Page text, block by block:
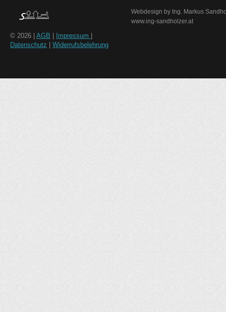
© 2026 | AGB Impressum
Datenschutz
Widerrufsbelehrung
Webdesign by Ing. Markus
www.ing-sandholzer.at